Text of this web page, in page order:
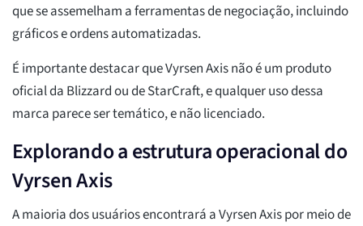
que se assemelham a ferramentas de negociação, incluindo
gráficos e ordens automatizadas.
É importante destacar que Vyrsen Axis não é um produto
oficial da Blizzard ou de StarCraft, e qualquer uso dessa
marca parece ser temático, e não licenciado.
Explorando a estrutura operacional do
Vyrsen Axis
A maioria dos usuários encontrará a Vyrsen Axis por meio de